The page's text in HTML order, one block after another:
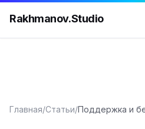
Rakhmanov.Studio
Главная/Статьи/Поддержка и